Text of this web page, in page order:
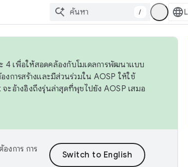
/
4 เพื่อให้สอดคล้องกับโมเดลการพัฒนาแบบ
การสร้างและมีส่วนร่วมใน AOSP ให้ใช้
ะอ้างอิงถึงรุ่นล่าสุดที่พุชไปยัง AOSP เสมอ
งการ การ